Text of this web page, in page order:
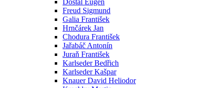
Dostál Eugen
Freud Sigmund
Galia František
Hrnčárek Jan
Chodura František
Jařabáč Antonín
Juraň František
Karlseder Bedřich
Karlseder Kašpar
Knauer David Heliodor